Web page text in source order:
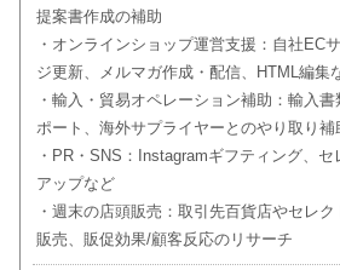
提案書作成の補助
・オンラインショップ運営支援：自社EC
ジ更新、メルマガ作成・配信、HTML編集
・輸入・貿易オペレーション補助：輸入
ポート、海外サプライヤーとのやり取り補
・PR・SNS：Instagramギフティング、
アップなど
・週末の店頭販売：取引先百貨店やセレ
販売、販促効果/顧客反応のリサーチ